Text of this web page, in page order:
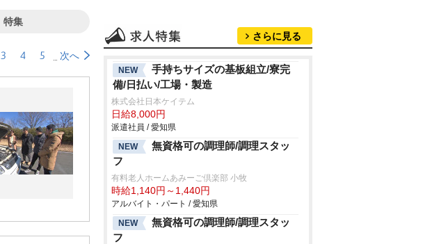
特集
3 4 5 次へ
さらに見る
NEW
手持ちサイズの基板組立/寮完
備/日払い/工場・製造
株式会社日本ケイテム
日給8,000円
派遣社員 / 愛知県
NEW
無資格可の調理師/調理スタッ
フ
有料老人ホームあみーご倶楽部 小牧
時給1,140円～1,440円
アルバイト・パート / 愛知県
NEW
無資格可の調理師/調理スタッ
フ